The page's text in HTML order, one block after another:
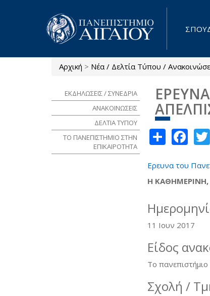
Είστε εδώ
Αρχική > Νέα / Δελτία Τύπου /
Share
Ερευνα του
Η ΚΑΘΗΜΕΡΙΝΗ,
11 Ιουν 2017
Είδος
Το
Σχολή /
ΕΚΔΗΛΩΣΕΙΣ / ΣΥΝΕΔΡΙΑ
ΑΝΑΚΟΙΝΩΣΕΙΣ
ΔΕΛΤΙΑ ΤΥΠΟΥ
ΤΟ ΠΑΝΕΠΙΣΤΗΜΙΟ ΣΤΗΝ
ΕΠΙΚΑΙΡΟΤΗΤΑ